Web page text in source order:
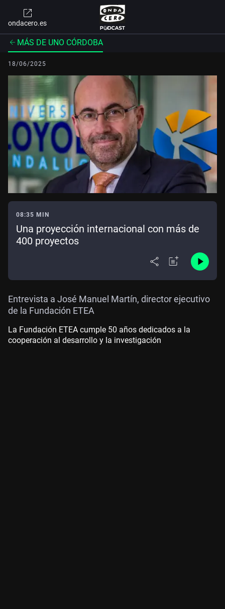
ondacero.es
MÁS DE UNO CÓRDOBA
18/06/2025
08:35 MIN
Una proyección internacional con más de
400 proyectos
Entrevista a José Manuel Martín, director ejecutivo
de la Fundación ETEA
La Fundación ETEA cumple 50 años dedicados a la
cooperación al desarrollo y la investigación